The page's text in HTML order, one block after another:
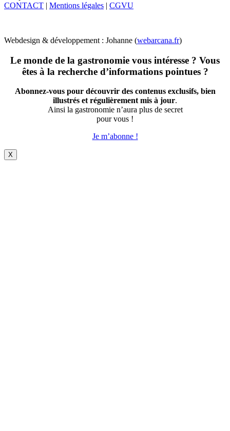
CONTACT | Mentions légales | CGVU
Webdesign & développement : Johanne (webarcana.fr)
Le monde de la gastronomie vous intéresse ? Vous
êtes à la recherche d’informations pointues ?
Abonnez-vous pour découvrir des contenus exclusifs, bien
illustrés et régulièrement mis à jour.
Ainsi la gastronomie n’aura plus de secret
pour vous !
Je m’abonne !
X